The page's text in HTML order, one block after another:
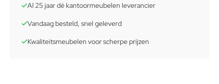
Al 25 jaar dé kantoormeubelen leverancier
Vandaag besteld, snel geleverd
Kwaliteitsmeubelen voor scherpe prijzen